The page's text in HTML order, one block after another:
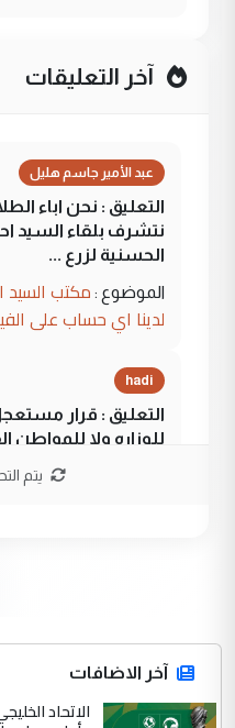
آخر التعليقات
عبد الأمير جاسم هليل
التعليق : نحن اباء
نتشرف بلقاء السيد
الحسنية لزرع ...
الموضوع : مكتب السيد
لدينا اي حساب على
hadi
التعليق : قرار
للوزاره ولا للمواطن
جنسية الرافد
ابا فرات ...
الموضوع :
الجواهري
يتم
آخر الاضافات